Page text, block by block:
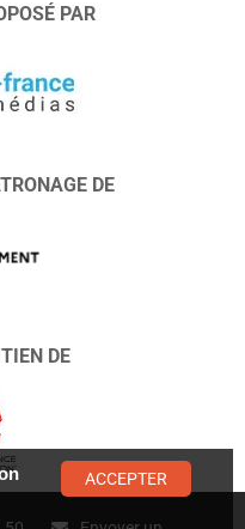
PAR
DE
DE
ACCEPTER